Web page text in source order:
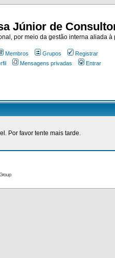
Júnior de
por meio da gestão interna aliada
Membros Grupos
Registrar
Mensagens privadas Entrar
Por favor tente mais tarde.